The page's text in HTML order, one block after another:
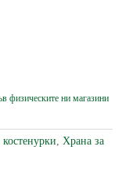
Храна за